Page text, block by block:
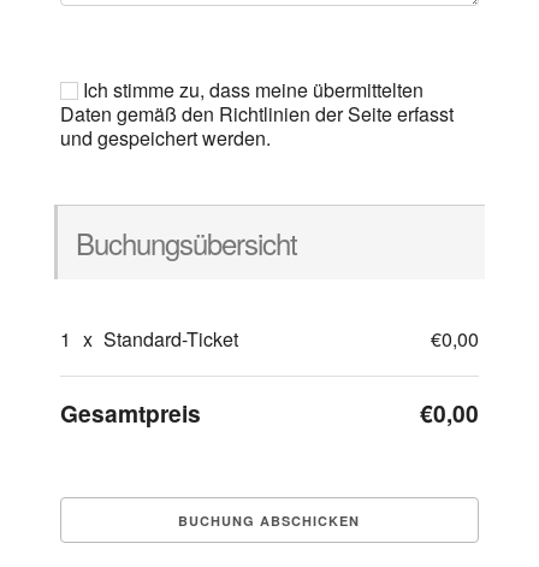
Ich stimme zu, dass meine übermittelten
Daten gemäß den Richtlinien der Seite erfasst
und gespeichert werden.
Buchungsübersicht
1 x Standard-Ticket €0,00
Gesamtpreis €0,00